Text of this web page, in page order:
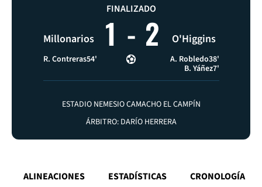
Millonarios
FINALIZADO
1 - 2 O'Higgins
R. Contreras54' A. Robledo38'
B. Yáñez7'
ESTADIO NEMESIO CAMACHO EL CAMPÍN
ÁRBITRO: DARÍO HERRERA
ALINEACIONES ESTADÍSTICAS CRONOLOGÍA